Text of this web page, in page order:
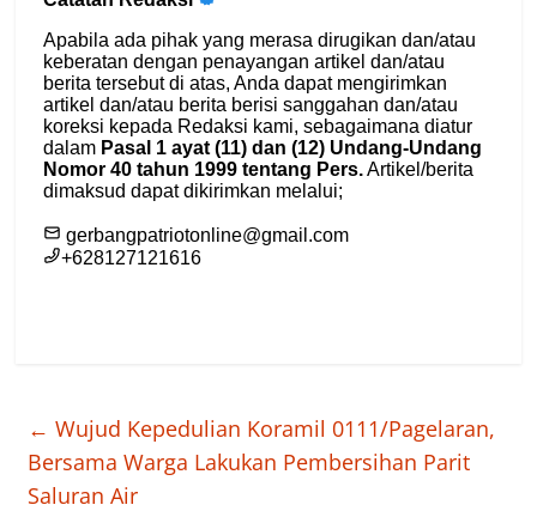
← Wujud Kepedulian Koramil 0111/Pagelaran,
Bersama Warga Lakukan Pembersihan Parit
Saluran Air